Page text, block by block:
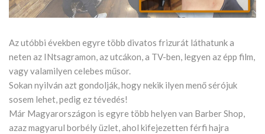
Az utóbbi években egyre több divatos frizurát láthatunk a
neten az INtsagramon, az utcákon, a TV-ben, legyen az épp film,
vagy valamilyen celebes műsor.
Sokan nyilván azt gondolják, hogy nekik ilyen menő sérójuk
sosem lehet, pedig ez tévedés!
Már Magyarországon is egyre több helyen van Barber Shop,
azaz magyarul borbély üzlet, ahol kifejezetten férfi hajra